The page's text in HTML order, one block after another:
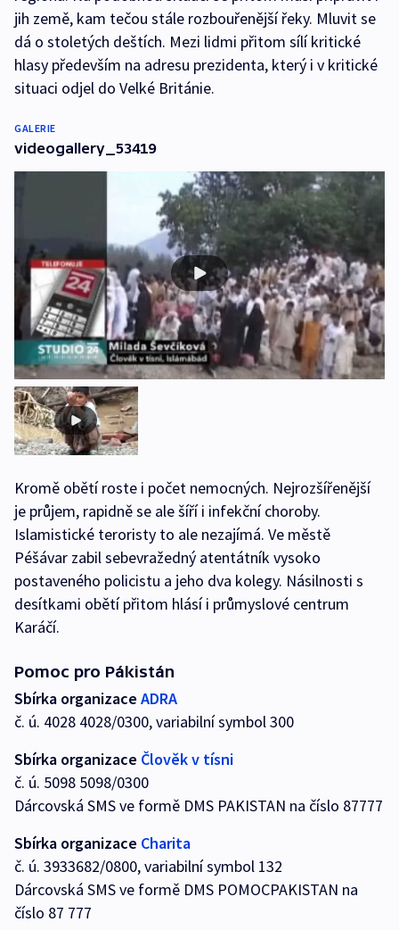
jih země, kam tečou stále rozbouřenější řeky. Mluvit se
dá o stoletých deštích. Mezi lidmi přitom sílí kritické
hlasy především na adresu prezidenta, který i v kritické
situaci odjel do Velké Británie.
GALERIE
videogallery_53419
Kromě obětí roste i počet nemocných. Nejrozšířenější
je průjem, rapidně se ale šíří i infekční choroby.
Islamistické teroristy to ale nezajímá. Ve městě
Péšávar zabil sebevražedný atentátník vysoko
postaveného policistu a jeho dva kolegy. Násilnosti s
desítkami obětí přitom hlásí i průmyslové centrum
Karáčí.
Pomoc pro Pákistán
Sbírka organizace ADRA
č. ú. 4028 4028/0300, variabilní symbol 300
Sbírka organizace Člověk v tísni
č. ú. 5098 5098/0300
Dárcovská SMS ve formě DMS PAKISTAN na číslo 87777
Sbírka organizace Charita
č. ú. 3933682/0800, variabilní symbol 132
Dárcovská SMS ve formě DMS POMOCPAKISTAN na
číslo 87 777